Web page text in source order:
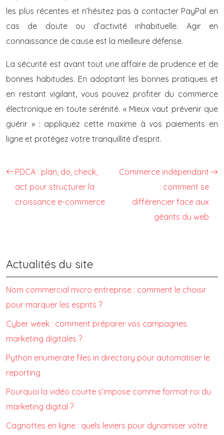
les plus récentes et n’hésitez pas à contacter PayPal en
cas de doute ou d’activité inhabituelle. Agir en
connaissance de cause est la meilleure défense.
La sécurité est avant tout une affaire de prudence et de
bonnes habitudes. En adoptant les bonnes pratiques et
en restant vigilant, vous pouvez profiter du commerce
électronique en toute sérénité. « Mieux vaut prévenir que
guérir » : appliquez cette maxime à vos paiements en
ligne et protégez votre tranquillité d’esprit.
PDCA : plan, do, check,
act pour structurer la
croissance e-commerce
Commerce indépendant
: comment se
différencier face aux
géants du web
Actualités du site
Nom commercial micro entreprise : comment le choisir
pour marquer les esprits ?
Cyber week : comment préparer vos campagnes
marketing digitales ?
Python enumerate files in directory pour automatiser le
reporting
Pourquoi la vidéo courte s’impose comme format roi du
marketing digital ?
Cagnottes en ligne : quels leviers pour dynamiser votre